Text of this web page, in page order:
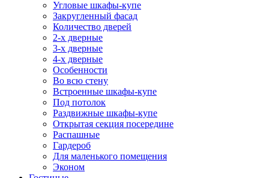
Угловые шкафы-купе
Закругленный фасад
Количество дверей
2-х дверные
3-х дверные
4-х дверные
Особенности
Во всю стену
Встроенные шкафы-купе
Под потолок
Раздвижные шкафы-купе
Открытая секция посередине
Распашные
Гардероб
Для маленького помещения
Эконом